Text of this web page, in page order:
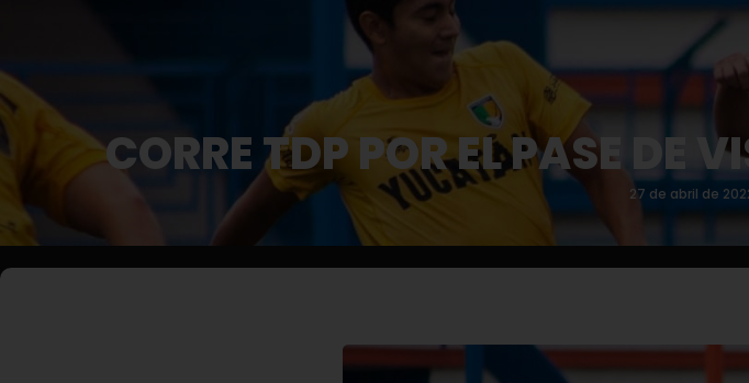
CORRE TDP POR EL PASE DE
27 de abril de